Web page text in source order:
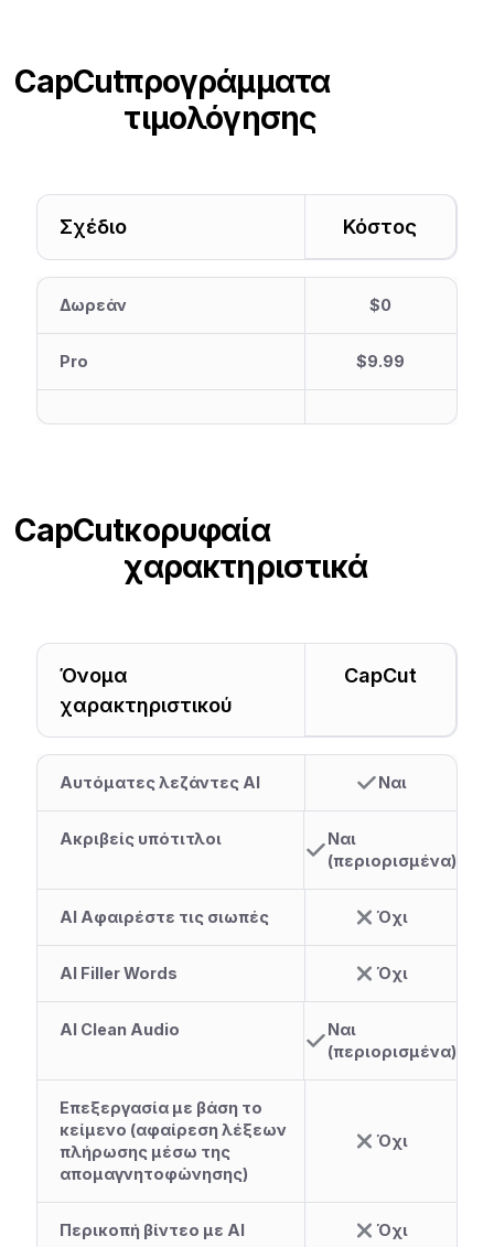
CapCutπρογράμματα
τιμολόγησης
Σχέδιο Κόστος
Δωρεάν $0
Pro $9.99
CapCutκορυφαία
χαρακτηριστικά
Όνομα
χαρακτηριστικού
CapCut
Αυτόματες λεζάντες AI Ναι
Ακριβείς υπότιτλοι
Ναι
(περιορισμένα)
AI Αφαιρέστε τις σιωπές Όχι
AI Filler Words Όχι
AI Clean Audio
Ναι
(περιορισμένα)
Επεξεργασία με βάση το
κείμενο (αφαίρεση λέξεων
πλήρωσης μέσω της
απομαγνητοφώνησης)
Όχι
Περικοπή βίντεο με AI Όχι